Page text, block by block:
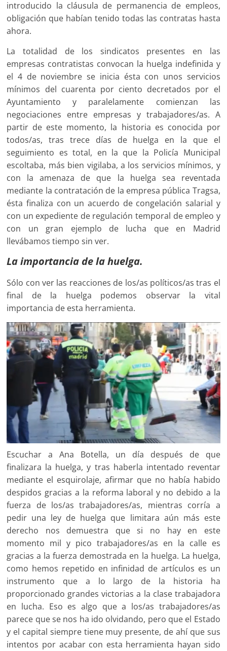
introducido la cláusula de permanencia de empleos,
obligación que habían tenido todas las contratas hasta
ahora.
La totalidad de los sindicatos presentes en las
empresas contratistas convocan la huelga indefinida y
el 4 de noviembre se inicia ésta con unos servicios
mínimos del cuarenta por ciento decretados por el
Ayuntamiento y paralelamente comienzan las
negociaciones entre empresas y trabajadores/as. A
partir de este momento, la historia es conocida por
todos/as, tras trece días de huelga en la que el
seguimiento es total, en la que la Policía Municipal
escoltaba, más bien vigilaba, a los servicios mínimos, y
con la amenaza de que la huelga sea reventada
mediante la contratación de la empresa pública Tragsa,
ésta finaliza con un acuerdo de congelación salarial y
con un expediente de regulación temporal de empleo y
con un gran ejemplo de lucha que en Madrid
llevábamos tiempo sin ver.
La importancia de la huelga.
Sólo con ver las reacciones de los/as políticos/as tras el
final de la huelga podemos observar la vital
importancia de esta herramienta.
Escuchar a Ana Botella, un día después de que
finalizara la huelga, y tras haberla intentado reventar
mediante el esquirolaje, afirmar que no había habido
despidos gracias a la reforma laboral y no debido a la
fuerza de los/as trabajadores/as, mientras corría a
pedir una ley de huelga que limitara aún más este
derecho nos demuestra que si no hay en este
momento mil y pico trabajadores/as en la calle es
gracias a la fuerza demostrada en la huelga. La huelga,
como hemos repetido en infinidad de artículos es un
instrumento que a lo largo de la historia ha
proporcionado grandes victorias a la clase trabajadora
en lucha. Eso es algo que a los/as trabajadores/as
parece que se nos ha ido olvidando, pero que el Estado
y el capital siempre tiene muy presente, de ahí que sus
intentos por acabar con esta herramienta hayan sido